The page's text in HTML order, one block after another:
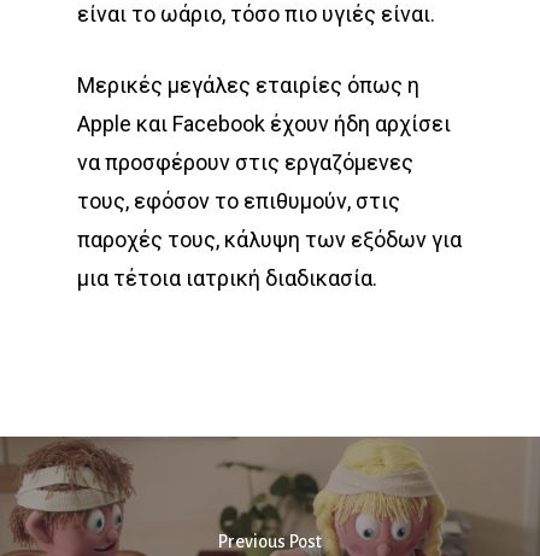
είναι το ωάριο, τόσο πιο υγιές είναι.
Μερικές μεγάλες εταιρίες όπως η
Apple και Facebook έχουν ήδη αρχίσει
να προσφέρουν στις εργαζόμενες
τους, εφόσον το επιθυμούν, στις
παροχές τους, κάλυψη των εξόδων για
μια τέτοια ιατρική διαδικασία.
Previous Post